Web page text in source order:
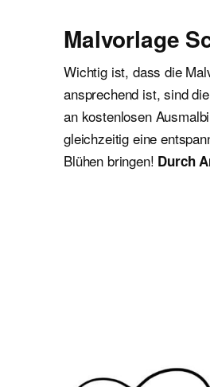
Malvorlage
Wichtig ist, dass die
ansprechend ist, sind
an kostenlosen
gleichzeitig eine
Blühen bringen! Durch